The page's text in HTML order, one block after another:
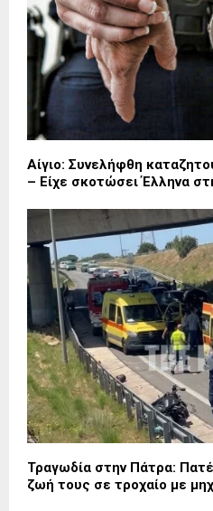
Αίγιο: Συνελήφθη
– Είχε σκοτώσει Έλληνα
Τραγωδία στην Πάτρα:
ζωή τους σε τροχαίο με